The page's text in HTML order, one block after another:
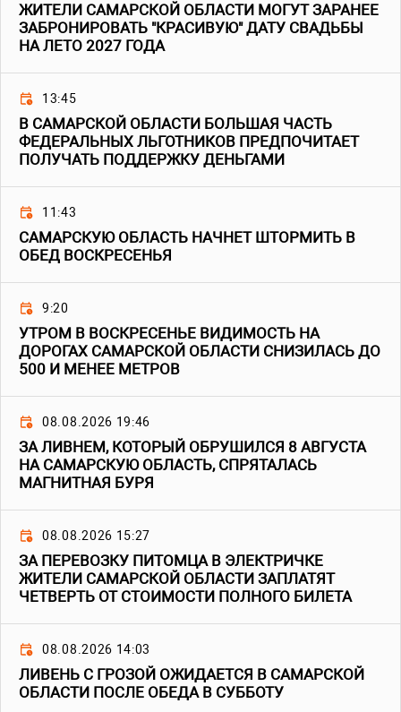
ЖИТЕЛИ САМАРСКОЙ ОБЛАСТИ МОГУТ ЗАРАНЕЕ
ЗАБРОНИРОВАТЬ "КРАСИВУЮ" ДАТУ СВАДЬБЫ
НА ЛЕТО 2027 ГОДА
13:45
В САМАРСКОЙ ОБЛАСТИ БОЛЬШАЯ ЧАСТЬ
ФЕДЕРАЛЬНЫХ ЛЬГОТНИКОВ ПРЕДПОЧИТАЕТ
ПОЛУЧАТЬ ПОДДЕРЖКУ ДЕНЬГАМИ
11:43
САМАРСКУЮ ОБЛАСТЬ НАЧНЕТ ШТОРМИТЬ В
ОБЕД ВОСКРЕСЕНЬЯ
9:20
УТРОМ В ВОСКРЕСЕНЬЕ ВИДИМОСТЬ НА
ДОРОГАХ САМАРСКОЙ ОБЛАСТИ СНИЗИЛАСЬ ДО
500 И МЕНЕЕ МЕТРОВ
08.08.2026 19:46
ЗА ЛИВНЕМ, КОТОРЫЙ ОБРУШИЛСЯ 8 АВГУСТА
НА САМАРСКУЮ ОБЛАСТЬ, СПРЯТАЛАСЬ
МАГНИТНАЯ БУРЯ
08.08.2026 15:27
ЗА ПЕРЕВОЗКУ ПИТОМЦА В ЭЛЕКТРИЧКЕ
ЖИТЕЛИ САМАРСКОЙ ОБЛАСТИ ЗАПЛАТЯТ
ЧЕТВЕРТЬ ОТ СТОИМОСТИ ПОЛНОГО БИЛЕТА
08.08.2026 14:03
ЛИВЕНЬ С ГРОЗОЙ ОЖИДАЕТСЯ В САМАРСКОЙ
ОБЛАСТИ ПОСЛЕ ОБЕДА В СУББОТУ